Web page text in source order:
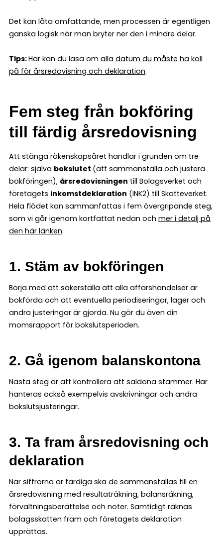
Det kan låta omfattande, men processen är egentligen
ganska logisk när man bryter ner den i mindre delar.
Tips:Här kan du läsa om alla datum du måste ha koll
på för årsredovisning och deklaration.
Fem steg från bokföring
till färdig årsredovisning
Att stänga räkenskapsåret handlar i grunden om tre
delar: själva bokslutet (att sammanställa och justera
bokföringen), årsredovisningen till Bolagsverket och
företagets inkomstdeklaration (INK2) till Skatteverket.
Hela flödet kan sammanfattas i fem övergripande steg,
som vi går igenom kortfattat nedan och mer i detalj på
den här länken.
1. Stäm av bokföringen
Börja med att säkerställa att alla affärshändelser är
bokförda och att eventuella periodiseringar, lager och
andra justeringar är gjorda. Nu gör du även din
momsrapport för bokslutsperioden.
2. Gå igenom balanskontona
Nästa steg är att kontrollera att saldona stämmer. Här
hanteras också exempelvis avskrivningar och andra
bokslutsjusteringar.
3. Ta fram årsredovisning och
deklaration
När siffrorna är färdiga ska de sammanställas till en
årsredovisning med resultaträkning, balansräkning,
förvaltningsberättelse och noter. Samtidigt räknas
bolagsskatten fram och företagets deklaration
upprättas.